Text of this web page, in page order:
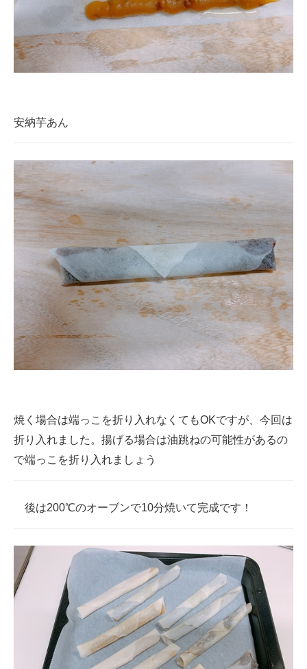
安納芋あん
焼く場合は端っこを折り入れなくてもOKですが、今回は
折り入れました。揚げる場合は油跳ねの可能性があるの
で端っこを折り入れましょう
後は200℃のオーブンで10分焼いて完成です！